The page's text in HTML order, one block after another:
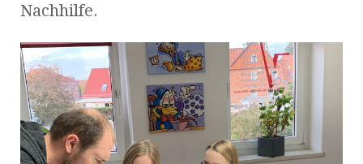
Nachhilfe.